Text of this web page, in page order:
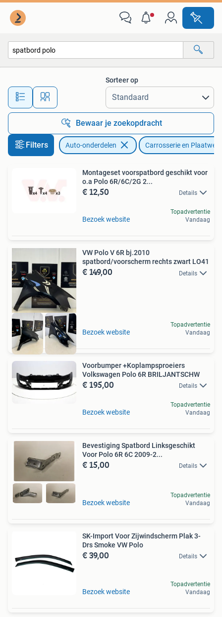
Alle afstanden…
Sorteer op
Bewaar je zoekopdracht
Filters Auto-onderdelen Carrosserie en Plaatwerk
Montageset voorspatbord geschikt voor
o.a Polo 6R/6C/2G 2...
€ 12,50 Details
Bezoek website
Topadvertentie
Vandaag
VW Polo V 6R bj.2010
spatbord/voorscherm rechts zwart LO41
€ 149,00 Details
Bezoek website
Topadvertentie
Vandaag
Voorbumper +Koplampsproeiers
Volkswagen Polo 6R BRILJANTSCHW
€ 195,00 Details
Bezoek website
Topadvertentie
Vandaag
Bevestiging Spatbord Linksgeschikt
Voor Polo 6R 6C 2009-2...
€ 15,00 Details
Bezoek website
Topadvertentie
Vandaag
SK-Import Voor Zijwindscherm Plak 3-
Drs Smoke VW Polo
€ 39,00 Details
Bezoek website
Topadvertentie
Vandaag